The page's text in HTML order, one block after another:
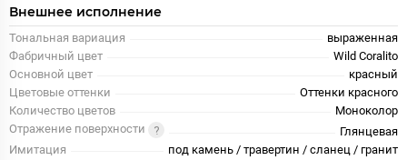
Внешнее исполнение
Тональная вариация
выраженная
Фабричный цвет
Wild Coralito
Основной цвет
красный
Цветовые оттенки
Оттенки красного
Количество цветов
Моноколор
Отражение поверхности
Глянцевая
Имитация
под камень / травертин / сланец / гранит